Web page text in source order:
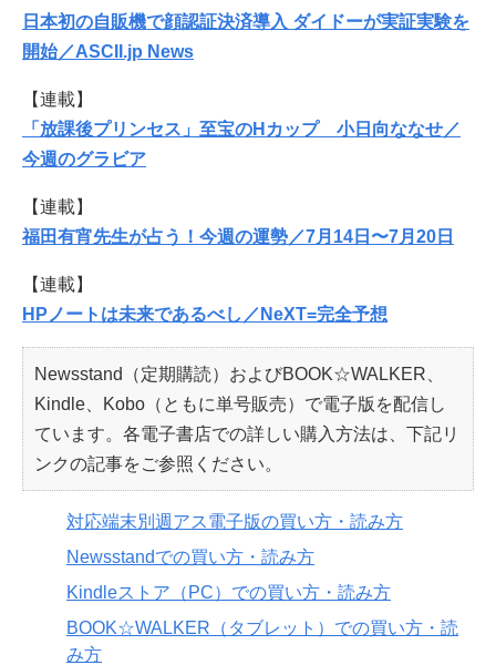
日本初の自販機で顔認証決済導入 ダイドーが実証実験を
開始／ASCII.jp News
【連載】
「放課後プリンセス」至宝のHカップ 小日向ななせ／
今週のグラビア
【連載】
福田有宵先生が占う！今週の運勢／7月14日〜7月20日
【連載】
HPノートは未来であるべし／NeXT=完全予想
Newsstand（定期購読）およびBOOK☆WALKER、
Kindle、Kobo（ともに単号販売）で電子版を配信し
ています。各電子書店での詳しい購入方法は、下記リ
ンクの記事をご参照ください。
対応端末別週アス電子版の買い方・読み方
Newsstandでの買い方・読み方
Kindleストア（PC）での買い方・読み方
BOOK☆WALKER（タブレット）での買い方・読
み方